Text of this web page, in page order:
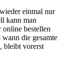
einmal nur
kann man
bestellen
die gesamte
bleibt vorerst